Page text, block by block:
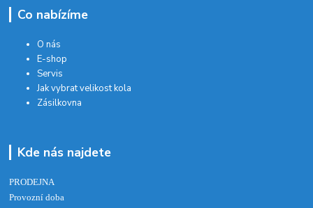
Co nabízíme
O nás
E-shop
Servis
Jak vybrat velikost kola
Zásilkovna
Kde nás najdete
PRODEJNA
Provozní doba